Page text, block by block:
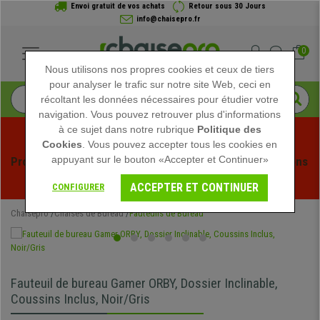
Envoi gratuit de vos achats
Retour sous 30 Jours
info@chaisepro.fr
0
Profitez des soldes d'été chez Chaisepro ! Des réductions
exclusives pour une durée limitée - Voir l'offre
Chaisepro Chaises de Bureau Fauteuils de Bureau
Fauteuil de bureau Gamer ORBY, Dossier Inclinable,
Coussins Inclus, Noir/Gris
Nous utilisons nos propres cookies et ceux de tiers
pour analyser le trafic sur notre site Web, ceci en
récoltant les données nécessaires pour étudier votre
navigation. Vous pouvez retrouver plus d'informations
à ce sujet dans notre rubrique Politique des
Cookies . Vous pouvez accepter tous les cookies en
appuyant sur le bouton «Accepter et Continuer»
CONFIGURER ACCEPTER ET CONTINUER